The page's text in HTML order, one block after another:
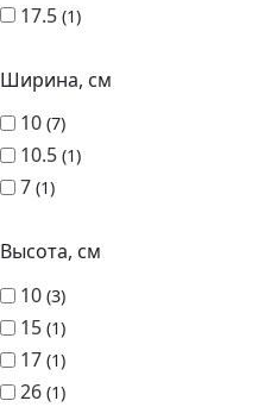
17.5 1
Ширина, см
10 7
10.5 1
7 1
Высота, см
10 3
15 1
17 1
26 1